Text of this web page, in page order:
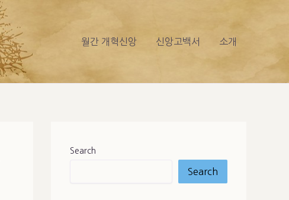
월간 개혁신앙 신앙고백서 소개
Search
Search